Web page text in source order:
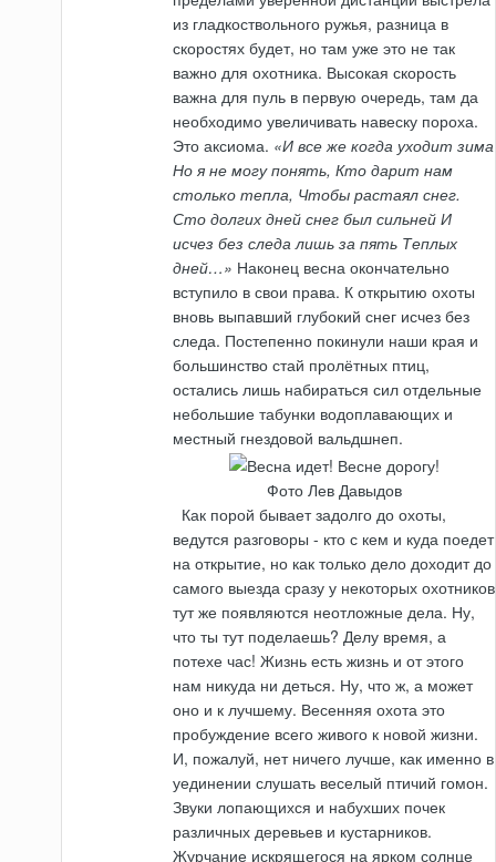
из гладкоствольного ружья, разница в
скоростях будет, но там уже это не так
важно для охотника. Высокая скорость
важна для пуль в первую очередь, там да
необходимо увеличивать навеску пороха.
Это аксиома. «И все же когда уходит зима
Но я не могу понять, Кто дарит нам
столько тепла, Чтобы растаял снег.
Сто долгих дней снег был сильней И
исчез без следа лишь за пять Теплых
дней…» Наконец весна окончательно
вступило в свои права. К открытию охоты
вновь выпавший глубокий снег исчез без
следа. Постепенно покинули наши края и
большинство стай пролётных птиц,
остались лишь набираться сил отдельные
небольшие табунки водоплавающих и
местный гнездовой вальдшнеп.
Фото Лев Давыдов
Как порой бывает задолго до охоты,
ведутся разговоры - кто с кем и куда поедет
на открытие, но как только дело доходит до
самого выезда сразу у некоторых охотников
тут же появляются неотложные дела. Ну,
что ты тут поделаешь? Делу время, а
потехе час! Жизнь есть жизнь и от этого
нам никуда ни деться. Ну, что ж, а может
оно и к лучшему. Весенняя охота это
пробуждение всего живого к новой жизни.
И, пожалуй, нет ничего лучше, как именно в
уединении слушать веселый птичий гомон.
Звуки лопающихся и набухших почек
различных деревьев и кустарников.
Журчание искрящегося на ярком солнце